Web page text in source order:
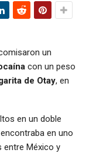
un
con un peso
de Otay, en
en un doble
en uno
entre México y